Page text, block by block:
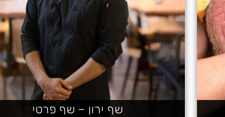
שף ירון – שף פרטי